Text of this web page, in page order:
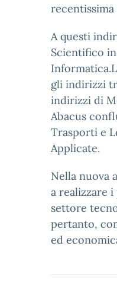
A questi
Scientifico
gli indirizzi
indirizzi di
Abacus
Trasporti e
Applicate.
Nella nuova
a realizzare
settore
pertanto,
ed